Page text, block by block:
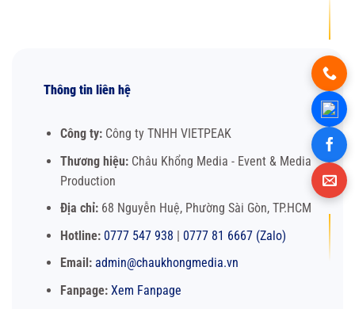
Thông tin liên hệ
Công ty:Công ty TNHH VIETPEAK
Thương hiệu:Châu Khổng Media - Event & Media
Production
Địa chỉ:68 Nguyễn Huệ, Phường Sài Gòn, TP.HCM
Hotline: 0777 547 938 | 0777 81 6667 (Zalo)
Email: admin@chaukhongmedia.vn
Fanpage: Xem Fanpage